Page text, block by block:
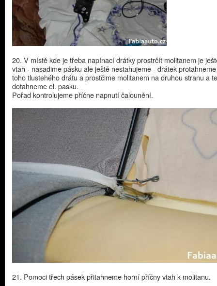
20. V místě kde je třeba napínací drátky prostrčít molitanem je
vtah - nasadime pásku ale ještě nestahujeme - drátek
toho tlustehého drátu a prostčime molitanem na druhou stranu a
dotahneme el. pasku.
Pořad kontrolujeme příčne napnutí čalounění.
21. Pomoci třech pásek přitahneme horní příčny vtah k molitanu.